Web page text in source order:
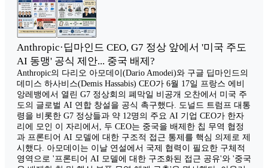
Anthropic·딥마인드 CEO, G7 정상 앞에서 '미국 주도
AI 동맹' 공식 제안... 중국 배제?
Anthropic의 다리오 아모데이(Dario Amodei)와 구글 딥마인드의
데미스 하사비스(Demis Hassabis) CEO가 6월 17일 프랑스 에비
앙레뱅에서 열린 G7 정상회의 폐막일 비공개 오찬에서 미국 주
도의 글로벌 AI 연합 창설을 공식 촉구했다. 도널드 트럼프 대통
령을 비롯한 G7 정상들과 약 12명의 주요 AI 기업 CEO가 한자
리에 모인 이 자리에서, 두 CEO는 중국을 배제한 칩 무역 협정
과 프론티어 AI 모델에 대한 구조적 접근 통제를 핵심 의제로 제
시했다. 아모데이는 이날 연설에서 국제 협력이 필요한 구체적
영역으로 '프론티어 AI 모델에 대한 구조화된 접근 공유'와 '중국